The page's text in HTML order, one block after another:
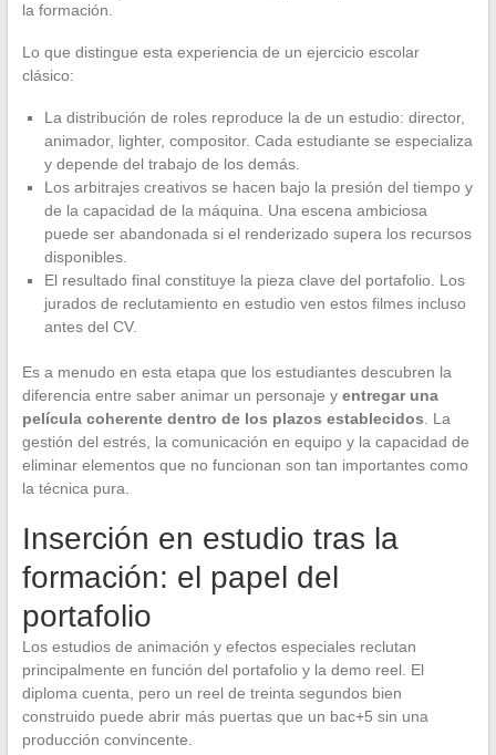
la formación.
Lo que distingue esta experiencia de un ejercicio escolar
clásico:
La distribución de roles reproduce la de un estudio: director,
animador, lighter, compositor. Cada estudiante se especializa
y depende del trabajo de los demás.
Los arbitrajes creativos se hacen bajo la presión del tiempo y
de la capacidad de la máquina. Una escena ambiciosa
puede ser abandonada si el renderizado supera los recursos
disponibles.
El resultado final constituye la pieza clave del portafolio. Los
jurados de reclutamiento en estudio ven estos filmes incluso
antes del CV.
Es a menudo en esta etapa que los estudiantes descubren la
diferencia entre saber animar un personaje y entregar una
película coherente dentro de los plazos establecidos. La
gestión del estrés, la comunicación en equipo y la capacidad de
eliminar elementos que no funcionan son tan importantes como
la técnica pura.
Inserción en estudio tras la
formación: el papel del
portafolio
Los estudios de animación y efectos especiales reclutan
principalmente en función del portafolio y la demo reel. El
diploma cuenta, pero un reel de treinta segundos bien
construido puede abrir más puertas que un bac+5 sin una
producción convincente.